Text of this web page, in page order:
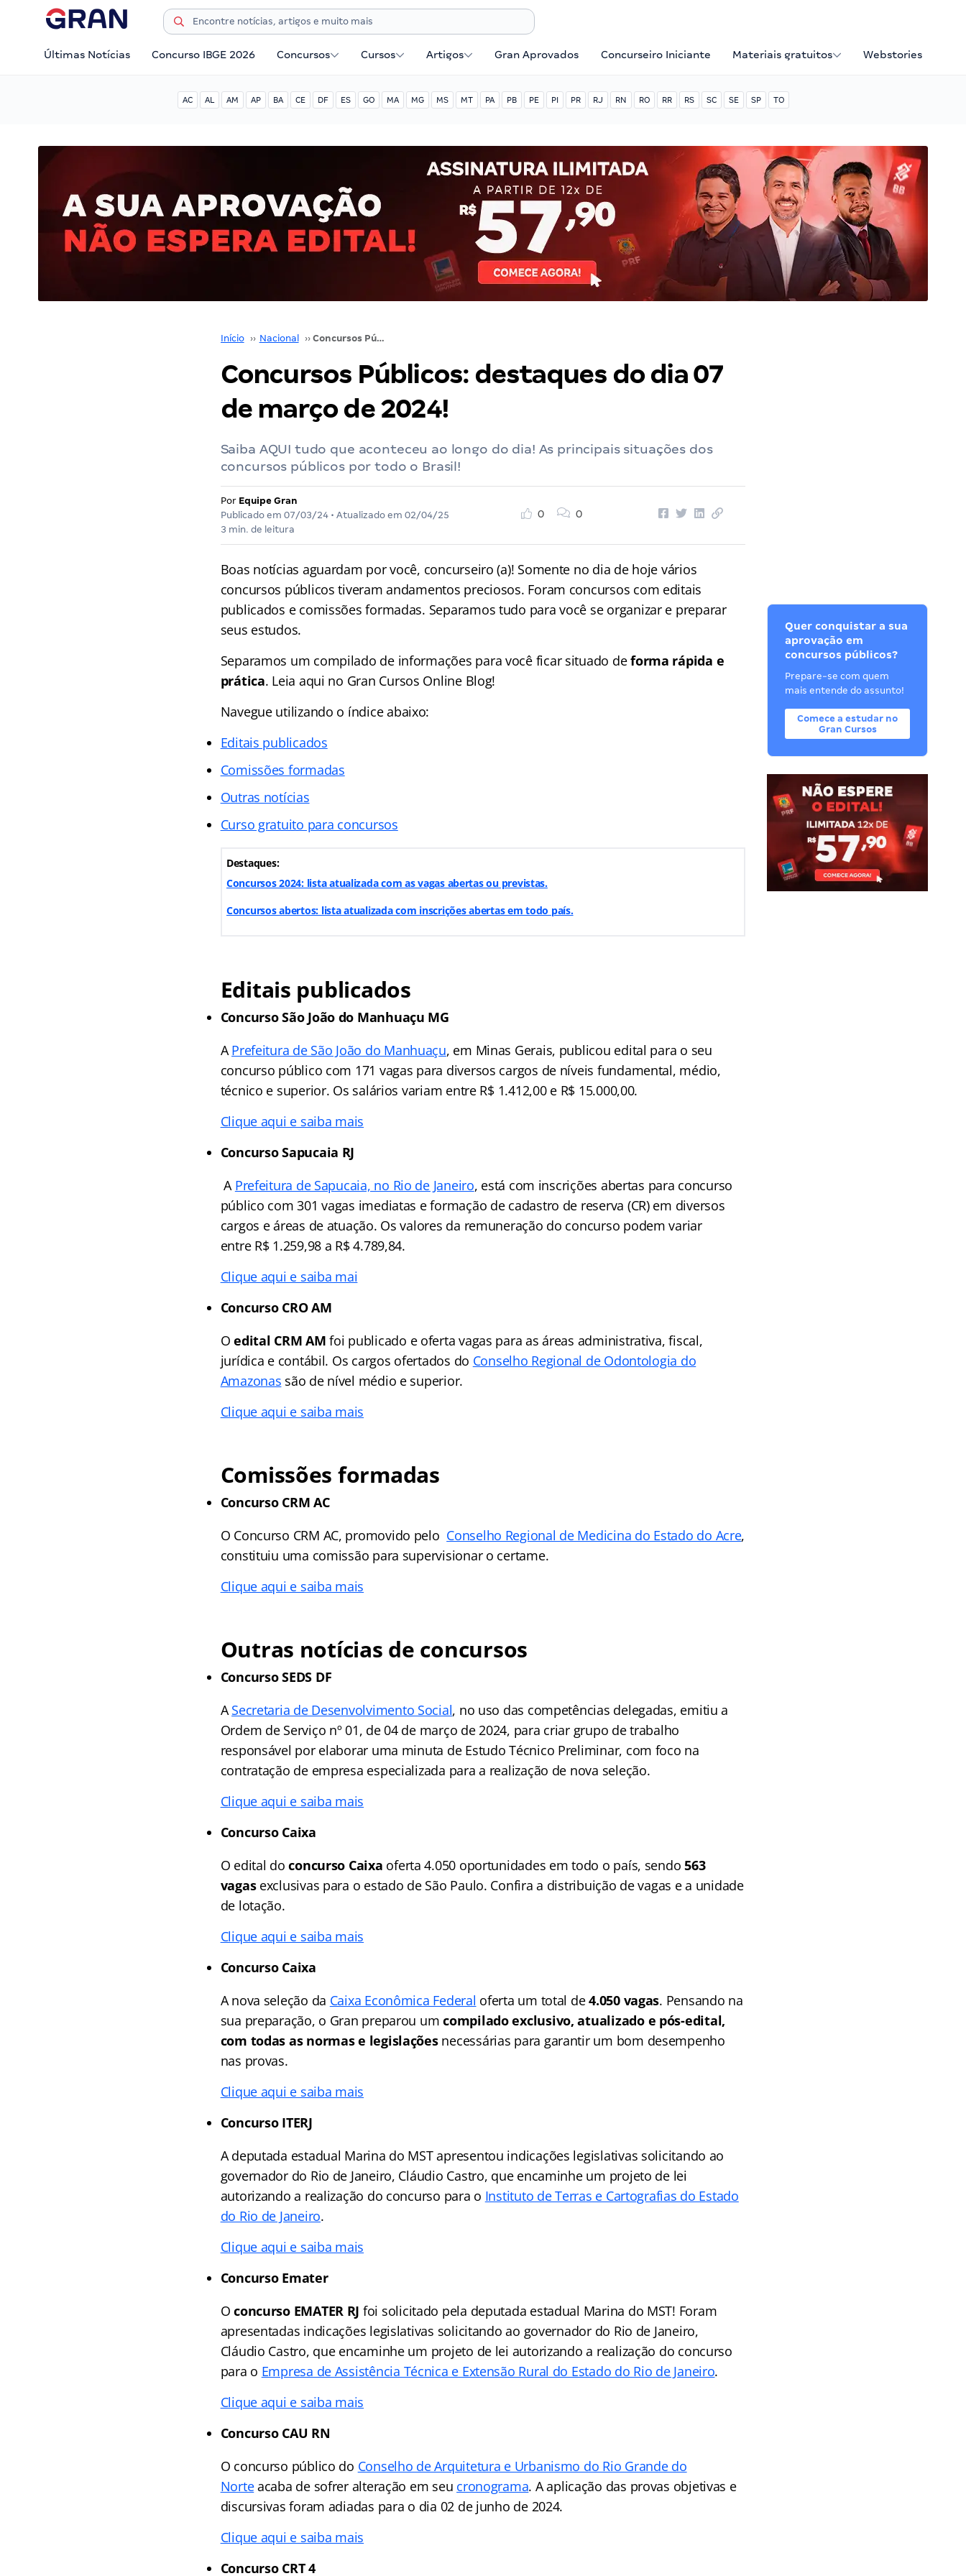
Últimas Notícias Concurso IBGE 2026 Concursos Cursos Artigos Gran Aprovados Concurseiro Iniciante Materiais gratuitos Webstories
AC AL AM AP BA CE DF ES GO MA MG MS MT PA PB PE PI PR RJ RN RO RR RS SC SE SP TO
Início ›› Nacional ›› Concursos Públicos: destaques do dia 07 de março de 2024!
Concursos Públicos: destaques do dia 07
de março de 2024!
Saiba AQUI tudo que aconteceu ao longo do dia! As principais situações dos
concursos públicos por todo o Brasil!
Por Equipe Gran
Publicado em 07/03/24• Atualizado em 02/04/25
3 min. de leitura
0 0
Boas notícias aguardam por você, concurseiro (a)! Somente no dia de hoje vários
concursos públicos tiveram andamentos preciosos. Foram concursos com editais
publicados e comissões formadas. Separamos tudo para você se organizar e preparar
seus estudos.
Separamos um compilado de informações para você ficar situado deforma rápida e
prática. Leia aqui no Gran Cursos Online Blog!
Navegue utilizando o índiceabaixo:
Editais publicados
Comissões formadas
Outras notícias
Curso gratuito para concursos
Destaques:
Concursos 2024: lista atualizada com as vagas abertas ou previstas.
Concursos abertos: lista atualizada com inscrições abertas em todo país.
Editais publicados
Concurso São João do Manhuaçu MG
APrefeitura de São João do Manhuaçu, em Minas Gerais, publicou edital para o seu
concurso público com 171 vagas para diversos cargos de níveis fundamental, médio,
técnico e superior. Os salários variam entre R$ 1.412,00 e R$ 15.000,00.
Clique aqui e saiba mais
Concurso Sapucaia RJ
A Prefeitura de Sapucaia, no Rio de Janeiro, está com inscrições abertas para concurso
público com 301 vagas imediatas e formação de cadastro de reserva (CR) em diversos
cargos e áreas de atuação. Os valores da remuneração do concurso podem variar
entre R$ 1.259,98 a R$ 4.789,84.
Clique aqui e saiba mai
Concurso CRO AM
O edital CRM AMfoi publicado e oferta vagas para as áreas administrativa, fiscal,
jurídica e contábil. Os cargos ofertados do Conselho Regional de Odontologia do
Amazonas são de nível médio e superior.
Clique aqui e saiba mais
Comissões formadas
Concurso CRM AC
O Concurso CRM AC, promovido pelo Conselho Regional de Medicina do Estado do Acre,
constituiu uma comissão para supervisionar o certame.
Clique aqui e saiba mais
Outras notícias de concursos
Concurso SEDS DF
ASecretaria de Desenvolvimento Social, no uso das competências delegadas, emitiu a
Ordem de Serviço nº 01, de 04 de março de 2024, para criar grupo de trabalho
responsável por elaborar uma minuta de Estudo Técnico Preliminar, com foco na
contratação de empresa especializada para a realização de nova seleção.
Clique aqui e saiba mais
Concurso Caixa
O edital doconcurso Caixa oferta 4.050 oportunidades em todo o país, sendo563
vagasexclusivas para o estado de São Paulo. Confira a distribuição de vagas e a unidade
de lotação.
Clique aqui e saiba mais
Concurso Caixa
A nova seleção da Caixa Econômica Federal oferta um total de4.050 vagas. Pensando na
sua preparação, o Gran preparou umcompilado exclusivo, atualizado e pós-edital,
com todas as normas e legislaçõesnecessárias para garantir um bom desempenho
nas provas.
Clique aqui e saiba mais
Concurso ITERJ
A deputada estadual Marina do MST apresentou indicações legislativas solicitando ao
governador do Rio de Janeiro, Cláudio Castro, que encaminhe um projeto de lei
autorizando a realização do concurso para o Instituto de Terras e Cartografias do Estado
do Rio de Janeiro.
Clique aqui e saiba mais
Concurso Emater
Oconcurso EMATER RJ foi solicitado pela deputada estadual Marina do MST! Foram
apresentadas indicações legislativas solicitando ao governador do Rio de Janeiro,
Cláudio Castro, que encaminhe um projeto de lei autorizando a realização do concurso
para o Empresa de Assistência Técnica e Extensão Rural do Estado do Rio de Janeiro.
Clique aqui e saiba mais
Concurso CAU RN
O concurso público do Conselho de Arquitetura e Urbanismo do Rio Grande do
Norteacaba de sofrer alteração em seu cronograma. A aplicação das provas objetivas e
discursivas foram adiadas para o dia 02 de junho de 2024.
Clique aqui e saiba mais
Concurso CRT 4
Quer conquistar a sua
aprovação em
concursos públicos?
Prepare-se com quem
mais entende do assunto!
Comece a estudar no
Gran Cursos